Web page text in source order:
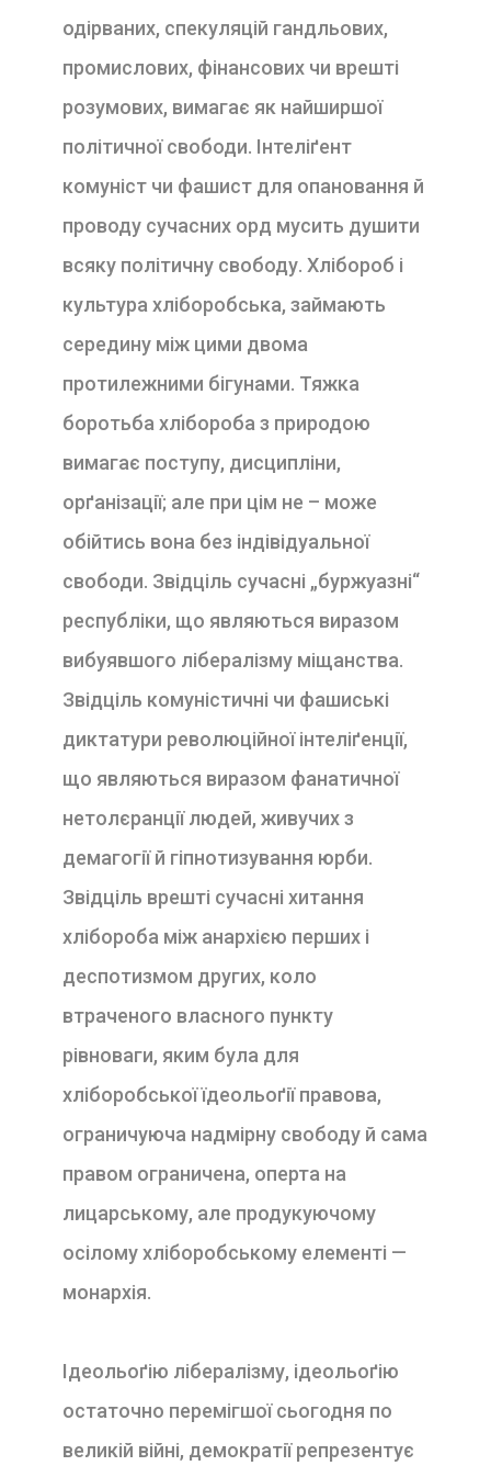
одірваних, спекуляцій гандльових,
промислових, фінансових чи врешті
розумових, вимагає як найширшої
політичної свободи. Інтеліґент
комуніст чи фашист для опановання й
проводу сучасних орд мусить душити
всяку політичну свободу. Хлібороб і
культура хліборобська, займають
середину між цими двома
протилежними бігунами. Тяжка
боротьба хлібороба з природою
вимагає поступу, дисципліни,
орґанізації; але при цім не – може
обійтись вона без індівідуальної
свободи. Звідціль сучасні „буржуазні“
республіки, що являються виразом
вибуявшого лібералізму міщанства.
Звідціль комуністичні чи фашиські
диктатури революційної інтеліґенції,
що являються виразом фанатичної
нетолєранції людей, живучих з
демагогії й гіпнотизування юрби.
Звідціль врешті сучасні хитання
хлібороба між анархією перших і
деспотизмом других, коло
втраченого власного пункту
рівноваги, яким була для
хліборобської їдеольоґії правова,
ограничуюча надмірну свободу й сама
правом ограничена, оперта на
лицарському, але продукуючому
осілому хліборобському елементі —
монархія.
Ідеольоґію лібералізму, ідеольоґію
остаточно перемігшої сьогодня по
великій війні, демократії репрезентує